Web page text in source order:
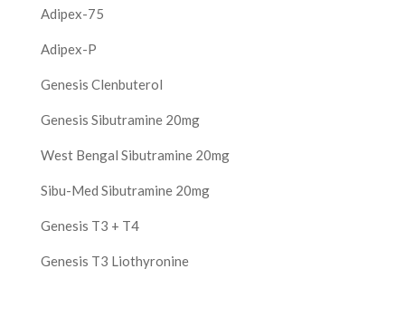
Adipex-75
Adipex-P
Genesis Clenbuterol
Genesis Sibutramine 20mg
West Bengal Sibutramine 20mg
Sibu-Med Sibutramine 20mg
Genesis T3 + T4
Genesis T3 Liothyronine